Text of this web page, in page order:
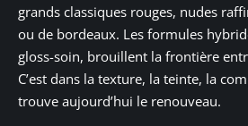
grands classiques rouges, nudes
ou de bordeaux. Les formules
gloss-soin, brouillent la frontière
C’est dans la texture, la teinte, la
trouve aujourd’hui le renouveau.